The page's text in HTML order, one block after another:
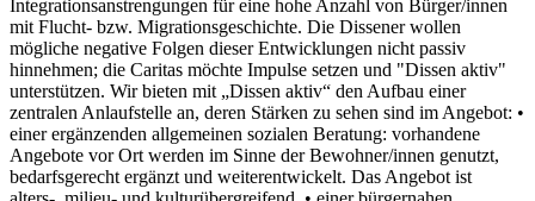
Integrationsanstrengungen für eine hohe Anzahl von Bürger/innen
mit Flucht- bzw. Migrationsgeschichte. Die Dissener wollen
mögliche negative Folgen dieser Entwicklungen nicht passiv
hinnehmen; die Caritas möchte Impulse setzen und "Dissen aktiv"
unterstützen. Wir bieten mit „Dissen aktiv“ den Aufbau einer
zentralen Anlaufstelle an, deren Stärken zu sehen sind im Angebot: •
einer ergänzenden allgemeinen sozialen Beratung: vorhandene
Angebote vor Ort werden im Sinne der Bewohner/innen genutzt,
bedarfsgerecht ergänzt und weiterentwickelt. Das Angebot ist